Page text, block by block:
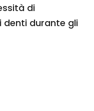
di
denti durante gli